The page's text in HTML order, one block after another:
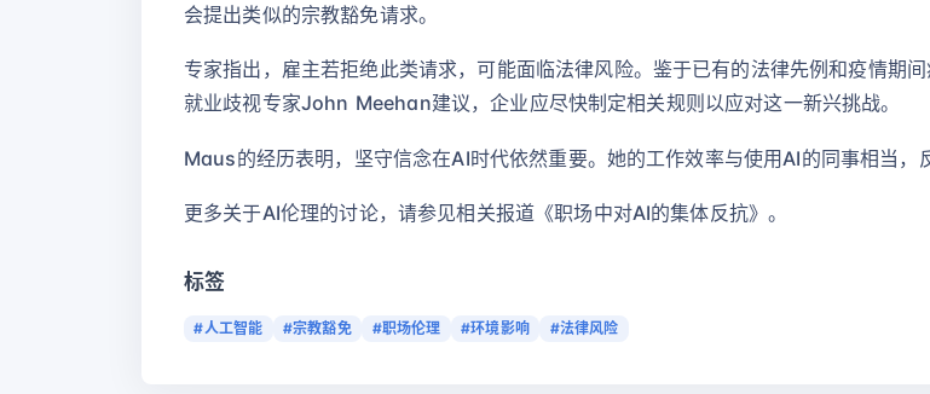
会提出类似的宗教豁免请求。
专家指出，雇主若拒绝此类请求，可能面临法律风险。鉴于已有的法律先例和疫情期
就业歧视专家John Meehan建议，企业应尽快制定相关规则以应对这一新兴挑战。
Maus的经历表明，坚守信念在AI时代依然重要。她的工作效率与使用AI的同事相当，
更多关于AI伦理的讨论，请参见相关报道《职场中对AI的集体反抗》。
标签
#人工智能 #宗教豁免 #职场伦理 #环境影响 #法律风险